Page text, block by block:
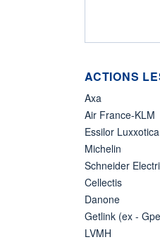
ACTIONS
Axa
Air France-KLM
Essilor Luxxotica
Michelin
Schneider
Cellectis
Danone
Getlink (ex -
LVMH